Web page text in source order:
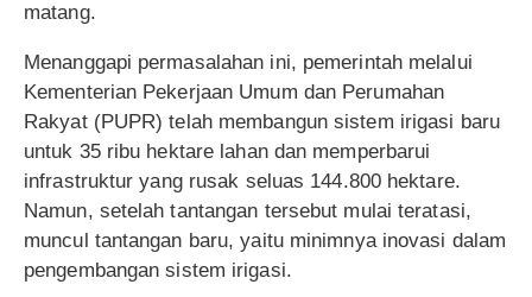
matang.
Menanggapi permasalahan ini, pemerintah melalui
Kementerian Pekerjaan Umum dan Perumahan
Rakyat (PUPR) telah membangun sistem irigasi baru
untuk 35 ribu hektare lahan dan memperbarui
infrastruktur yang rusak seluas 144.800 hektare.
Namun, setelah tantangan tersebut mulai teratasi,
muncul tantangan baru, yaitu minimnya inovasi dalam
pengembangan sistem irigasi.